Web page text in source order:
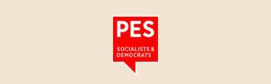
Tutustu PES:n periaatejulistukseen